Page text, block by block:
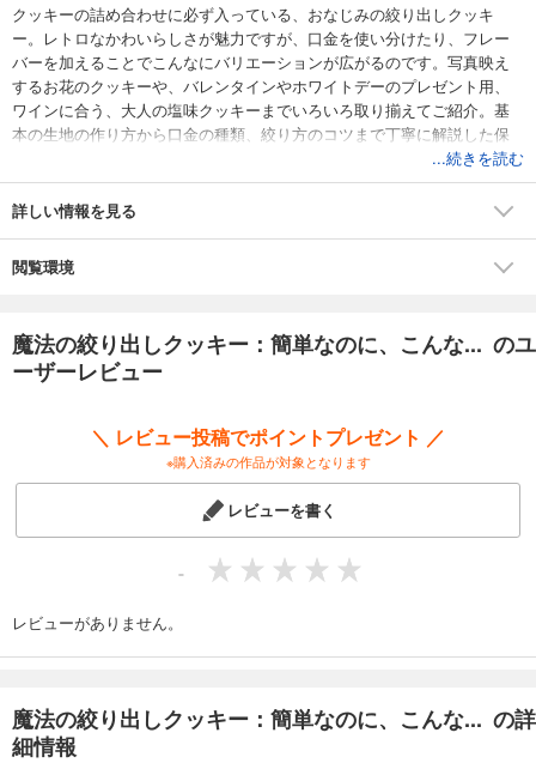
クッキーの詰め合わせに必ず入っている、おなじみの絞り出しクッキ
ー。レトロなかわいらしさが魅力ですが、口金を使い分けたり、フレー
バーを加えることでこんなにバリエーションが広がるのです。写真映え
するお花のクッキーや、バレンタインやホワイトデーのプレゼント用、
ワインに合う、大人の塩味クッキーまでいろいろ取り揃えてご紹介。基
本の生地の作り方から口金の種類、絞り方のコツまで丁寧に解説した保
...続きを読む
詳しい情報を見る
閲覧環境
魔法の絞り出しクッキー：簡単なのに、こんな... のユ
ーザーレビュー
＼ レビュー投稿でポイントプレゼント ／
※購入済みの作品が対象となります
レビューを書く
-
レビューがありません。
魔法の絞り出しクッキー：簡単なのに、こんな... の詳
細情報